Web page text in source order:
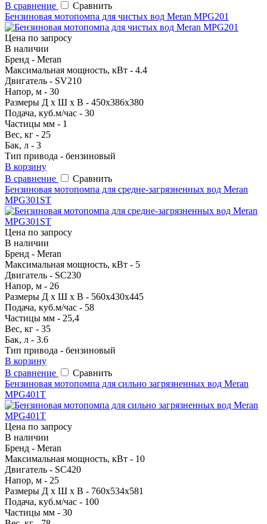
В сравнение
Сравнить
Бензиновая мотопомпа для чистых вод Meran MPG201
Цена по запросу
В наличии
Бренд - Meran
Максимальная мощность, кВт - 4.4
Двигатель - SV210
Напор, м - 30
Размеры Д х Ш х В - 450х386х380
Подача, куб.м/час - 30
Частицы мм - 1
Вес, кг - 25
Бак, л - 3
Тип привода - бензиновый
В корзину
В сравнение
Сравнить
Бензиновая мотопомпа для средне-загрязненных вод Meran
MPG301ST
Цена по запросу
В наличии
Бренд - Meran
Максимальная мощность, кВт - 5
Двигатель - SC230
Напор, м - 26
Размеры Д х Ш х В - 560х430х445
Подача, куб.м/час - 58
Частицы мм - 25,4
Вес, кг - 35
Бак, л - 3.6
Тип привода - бензиновый
В корзину
В сравнение
Сравнить
Бензиновая мотопомпа для сильно загрязненных вод Meran
MPG401T
Цена по запросу
В наличии
Бренд - Meran
Максимальная мощность, кВт - 10
Двигатель - SC420
Напор, м - 25
Размеры Д х Ш х В - 760х534х581
Подача, куб.м/час - 100
Частицы мм - 30